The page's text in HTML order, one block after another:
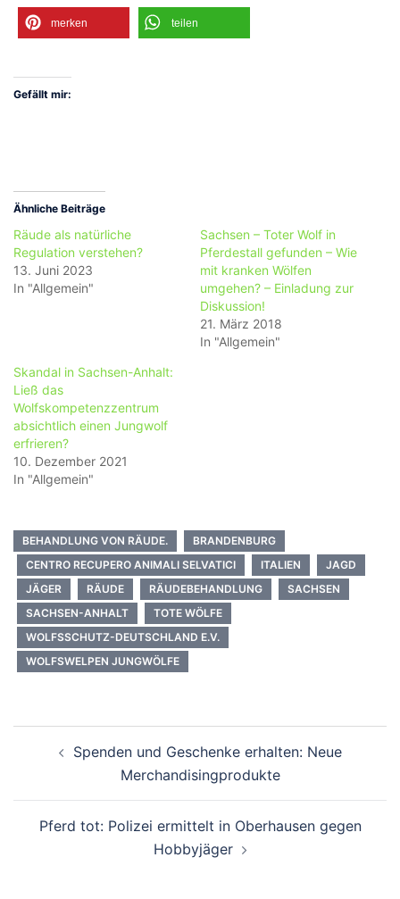
merken teilen
Gefällt mir:
Ähnliche Beiträge
Räude als natürliche
Regulation verstehen?
13. Juni 2023
In "Allgemein"
Sachsen – Toter Wolf in
Pferdestall gefunden – Wie
mit kranken Wölfen
umgehen? – Einladung zur
Diskussion!
21. März 2018
In "Allgemein"
Skandal in Sachsen-Anhalt:
Ließ das
Wolfskompetenzzentrum
absichtlich einen Jungwolf
erfrieren?
10. Dezember 2021
In "Allgemein"
BEHANDLUNG VON RÄUDE.
BRANDENBURG
CENTRO RECUPERO ANIMALI SELVATICI
ITALIEN
JAGD
JÄGER
RÄUDE RÄUDEBEHANDLUNG
SACHSEN
SACHSEN-ANHALT
TOTE WÖLFE
WOLFSSCHUTZ-DEUTSCHLAND E.V.
WOLFSWELPEN JUNGWÖLFE
Spenden und Geschenke erhalten: Neue
Merchandisingprodukte
Pferd tot: Polizei ermittelt in Oberhausen gegen
Hobbyjäger